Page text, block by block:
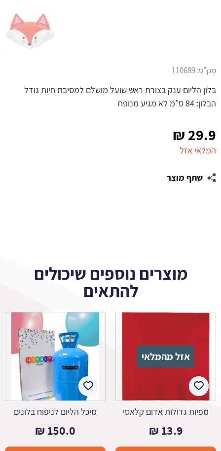
29.9
₪
המלאי אזל
שתף מוצר
מק"ט:110689
בלון הליום ענק בצורת ראש שועל מושלם למסיבת חיות גודל
הבלון: 84 ס”מ לא מגיע מנופח
מוצרים נוספים שיכולים
להתאים
אזל מהמלאי
מפיות גדולות אדום קלאסי
13.9
₪
מיכל הליום לניפוח בלונים
150.0
₪